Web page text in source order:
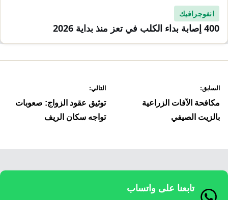
انفوجرافيك
400 إصابة بداء الكلب في تعز منذ بداية 2026
المقالات
السابق:
مكافحة الآفات الزراعية
بالزيت الصيفي
التالي:
توثيق عقود الزواج: صعوبات
تواجه سكان الريف
تابعنا على واتساب